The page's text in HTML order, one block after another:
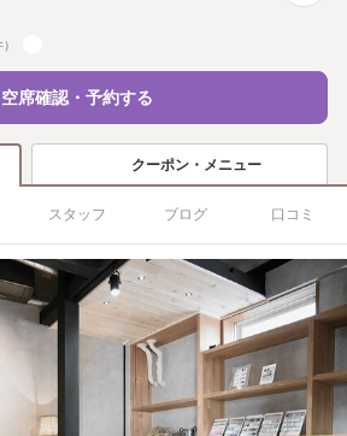
空席確認・予約する
クーポン・メニュー
スタッフ ブログ 口コミ